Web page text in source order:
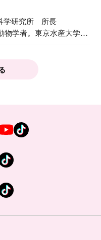
学研究所 所長
物学者。東京水産大学卒